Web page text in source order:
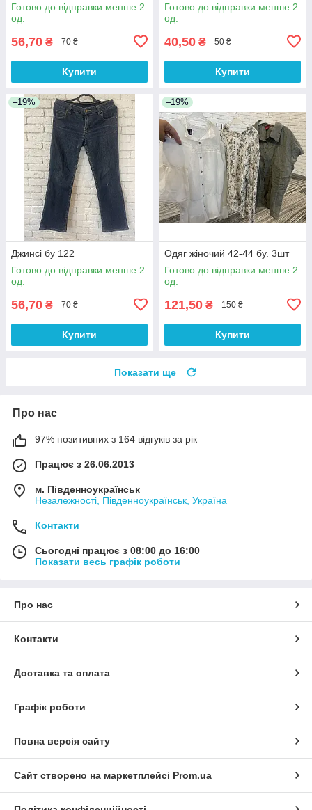
Готово до відправки менше 2
од.
56,70 ₴ 70 ₴
Купити
Готово до відправки менше 2
од.
40,50 ₴ 50 ₴
Купити
–19%
Джинсі бу 122
Готово до відправки менше 2
од.
56,70 ₴ 70 ₴
Купити
–19%
Одяг жіночий 42-44 бу. 3шт
Готово до відправки менше 2
од.
121,50 ₴ 150 ₴
Купити
Показати ще
Про нас
97% позитивних з 164 відгуків за рік
Працює з 26.06.2013
м. Південноукраїнськ
Незалежності, Південноукраїнськ, Україна
Контакти
Сьогодні працює з 08:00 до 16:00
Показати весь графік роботи
Про нас
Контакти
Доставка та оплата
Графік роботи
Повна версія сайту
Сайт створено на маркетплейсі Prom.ua